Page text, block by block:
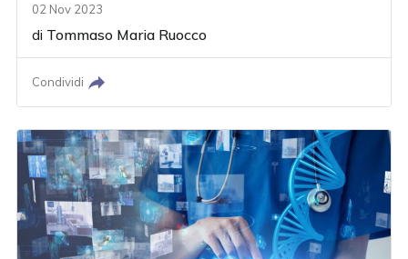
02 Nov 2023
di Tommaso Maria Ruocco
Condividi